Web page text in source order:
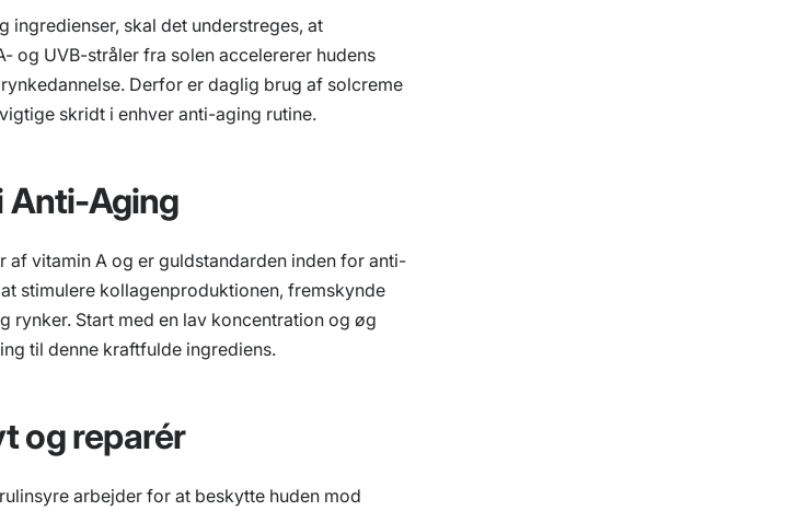
skal det understreges, at
og UVB-stråler fra solen accelererer hudens
Derfor er daglig brug af solcreme
skridt i enhver anti-aging rutine.
Anti-Aging
af vitamin A og er guldstandarden inden for anti-
stimulere kollagenproduktionen, fremskynde
rynker. Start med en lav koncentration og øg
til denne kraftfulde ingrediens.
og reparér
arbejder for at beskytte huden mod